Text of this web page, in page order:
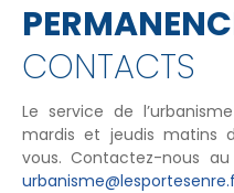
CONTACTS
Le service de
mardis et jeudis matins
vous. Contactez-nous